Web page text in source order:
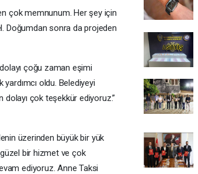
çok memnunum. Her şey için
Doğumdan sonra da projeden
çoğu zaman eşimi
oldu. Belediyeyi
dolayı çok teşekkür ediyoruz.”
üzerinden büyük bir yük
bir hizmet ve çok
ediyoruz. Anne Taksi